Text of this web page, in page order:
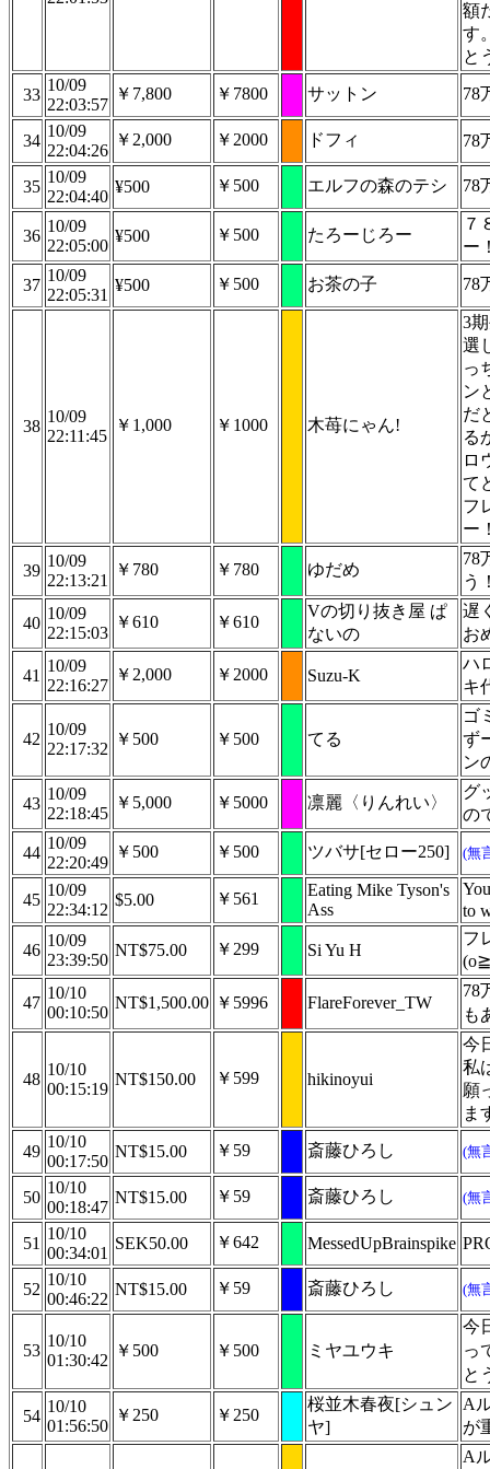
額
す
と
33
10/09
22:03:57
￥7,800 ￥7800 サットン 78
34
10/09
22:04:26
￥2,000 ￥2000 ドフィ 78
35
10/09
22:04:40
¥500 ￥500 エルフの森のテシ 78
36
10/09
22:05:00
¥500 ￥500 たろーじろー
７
ー
37
10/09
22:05:31
¥500 ￥500 お茶の子 78
38
10/09
22:11:45
￥1,000 ￥1000 木苺にゃん!
3
選
っ
ン
だ
る
ロ
て
フ
ー
39
10/09
22:13:21
￥780 ￥780 ゆだめ
78
う
40
10/09
22:15:03
￥610 ￥610
Vの切り抜き屋 ぱ
ないの
遅
お
41
10/09
22:16:27
￥2,000 ￥2000 Suzu-K
ハ
キ
42
10/09
22:17:32
￥500 ￥500 てる
ゴ
ず
ン
43
10/09
22:18:45
￥5,000 ￥5000 凛麗〈りんれい〉
グ
の
44
10/09
22:20:49
￥500 ￥500 ツバサ[セロー250] (無
45
10/09
22:34:12
$5.00 ￥561
Eating Mike Tyson's
Ass
to
46
10/09
23:39:50
NT$75.00 ￥299 Si Yu H
フ
47
10/10
00:10:50
NT$1,500.00 ￥5996 FlareForever_TW
78
も
48
10/10
00:15:19
NT$150.00 ￥599 hikinoyui
今
私
願
ま
49
10/10
00:17:50
NT$15.00 ￥59 斎藤ひろし (無
50
10/10
00:18:47
NT$15.00 ￥59 斎藤ひろし (無
51
10/10
00:34:01
SEK50.00 ￥642 MessedUpBrainspike
52
10/10
00:46:22
NT$15.00 ￥59 斎藤ひろし (無
53
10/10
01:30:42
￥500 ￥500 ミヤユウキ
今
っ
と
54
10/10
01:56:50
￥250 ￥250
桜並木春夜[シュン
ヤ]
A
が
A